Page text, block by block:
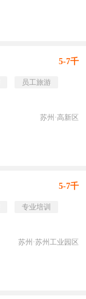
5-7千
员工旅游
苏州·高新区
5-7千
专业培训
苏州·苏州工业园区